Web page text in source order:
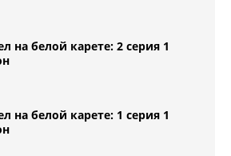
на белой карете: 2 серия 1
на белой карете: 1 серия 1